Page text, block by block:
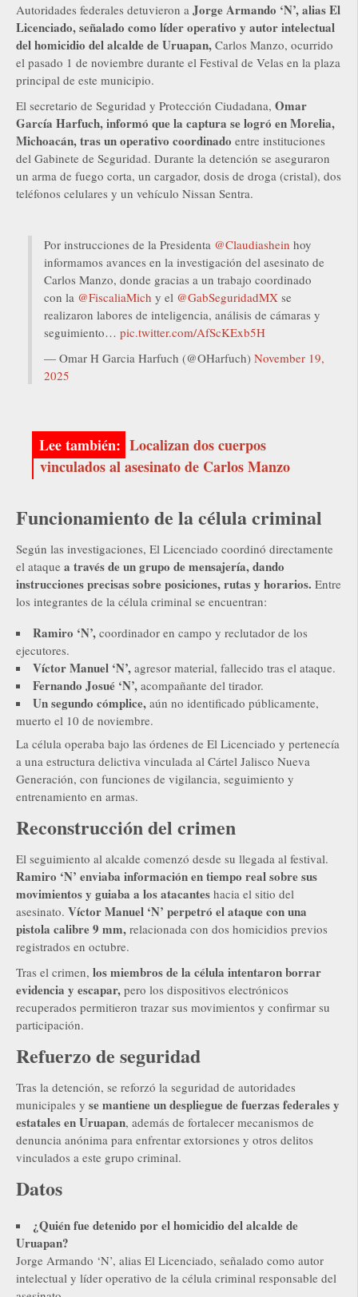
Autoridades federales detuvieron a Jorge Armando ‘N’, alias El
Licenciado, señalado como líder operativo y autor intelectual
del homicidio del alcalde de Uruapan, Carlos Manzo, ocurrido
el pasado 1 de noviembre durante el Festival de Velas en la plaza
principal de este municipio.
El secretario de Seguridad y Protección Ciudadana, Omar
García Harfuch, informó que la captura se logró en Morelia,
Michoacán, tras un operativo coordinado entre instituciones
del Gabinete de Seguridad. Durante la detención se aseguraron
un arma de fuego corta, un cargador, dosis de droga (cristal), dos
teléfonos celulares y un vehículo Nissan Sentra.
Por instrucciones de la Presidenta @Claudiashein hoy
informamos avances en la investigación del asesinato de
Carlos Manzo, donde gracias a un trabajo coordinado
con la @FiscaliaMich y el @GabSeguridadMX se
realizaron labores de inteligencia, análisis de cámaras y
seguimiento… pic.twitter.com/AfScKExb5H
— Omar H Garcia Harfuch (@OHarfuch) November 19,
2025
Localizan dos cuerpos
vinculados al asesinato de Carlos Manzo
Funcionamiento de la célula criminal
Según las investigaciones, El Licenciado coordinó directamente
el ataque a través de un grupo de mensajería, dando
instrucciones precisas sobre posiciones, rutas y horarios. Entre
los integrantes de la célula criminal se encuentran:
Ramiro ‘N’, coordinador en campo y reclutador de los
ejecutores.
Víctor Manuel ‘N’, agresor material, fallecido tras el ataque.
Fernando Josué ‘N’, acompañante del tirador.
Un segundo cómplice, aún no identificado públicamente,
muerto el 10 de noviembre.
La célula operaba bajo las órdenes de El Licenciado y pertenecía
a una estructura delictiva vinculada al Cártel Jalisco Nueva
Generación, con funciones de vigilancia, seguimiento y
entrenamiento en armas.
Reconstrucción del crimen
El seguimiento al alcalde comenzó desde su llegada al festival.
Ramiro ‘N’ enviaba información en tiempo real sobre sus
movimientos y guiaba a los atacantes hacia el sitio del
asesinato. Víctor Manuel ‘N’ perpetró el ataque con una
pistola calibre 9 mm, relacionada con dos homicidios previos
registrados en octubre.
Tras el crimen, los miembros de la célula intentaron borrar
evidencia y escapar, pero los dispositivos electrónicos
recuperados permitieron trazar sus movimientos y confirmar su
participación.
Refuerzo de seguridad
Tras la detención, se reforzó la seguridad de autoridades
municipales y se mantiene un despliegue de fuerzas federales y
estatales en Uruapan, además de fortalecer mecanismos de
denuncia anónima para enfrentar extorsiones y otros delitos
vinculados a este grupo criminal.
Datos
¿Quién fue detenido por el homicidio del alcalde de
Uruapan?
Jorge Armando ‘N’, alias El Licenciado, señalado como autor
intelectual y líder operativo de la célula criminal responsable del